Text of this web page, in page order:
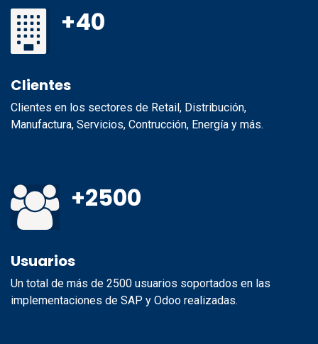
+40
Clientes
Clientes en los sectores de Retail, Distribución,
Manufactura, Servicios, Contrucción, Energía y más.
+2500
Usuarios
Un total de más de 2500 usuarios soportados en las
implementaciones de SAP y Odoo realizadas.